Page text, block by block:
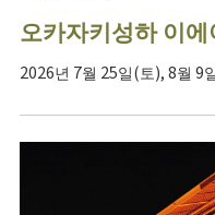
오카자키성하 이
2026년 7월 25일(토), 8월 9